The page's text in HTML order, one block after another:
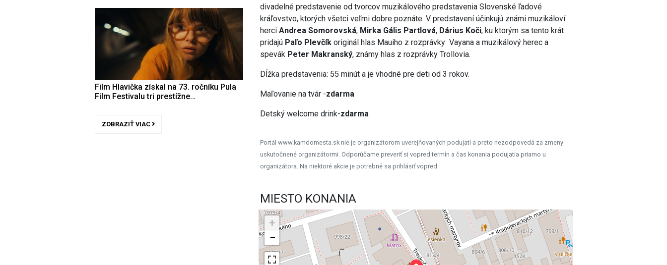
Film Hlavička získal na 73. ročníku Pula
Film Festivalu tri prestížne…
ZOBRAZIŤ VIAC
divadelné predstavenie od tvorcov muzikálového predstavenia Slovenské ľadové
kráľovstvo, ktorých všetci veľmi dobre poznáte. V predstavení účinkujú známi muzikáloví
herciAndrea Somorovská, Mirka Gális Partlová, Dárius Koči, ku ktorým sa tento krát
pridajú Paľo Plevčíkoriginál hlas Mauiho z rozprávky Vayana a muzikálový herec a
spevák Peter Makranský, známy hlas z rozprávky Trollovia.
Dĺžka predstavenia: 55 minút a je vhodné pre deti od 3 rokov.
Maľovanie na tvár -zdarma
Detský welcome drink-zdarma
Portál www.kamdomesta.sk nie je organizátorom uverejňovaných podujatí a preto nezodpovedá za zmeny
uskutočnené organizátormi. Odporúčame preveriť si vopred termín a čas konania podujatia priamo u
organizátora. Na niektoré akcie je potrebné sa prihlásiť vopred.
MIESTO KONANIA
+
−